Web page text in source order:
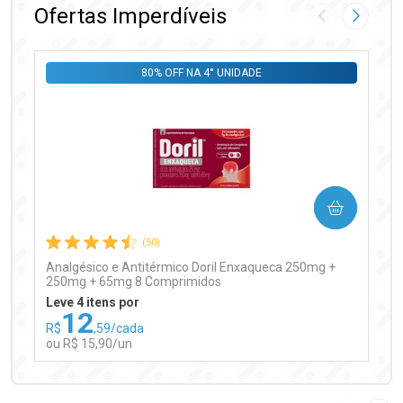
Ofertas Imperdíveis Imagem
(50)
Analgésico e Antitérmico Doril Enxaqueca 250mg +
250mg + 65mg 8 Comprimidos
80% OFF NA 4° UNIDADE
Leve 4 itens por
R$12,59/cada
ou R$ 15,90/un
COMPRAR